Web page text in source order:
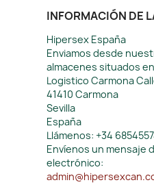
INFORMACIÓN DE
Hipersex España
Enviamos desde
almacenes situados
Logistico Carmona
41410 Carmona
Sevilla
España
Llámenos: +34
Envíenos un mensaje
electrónico: